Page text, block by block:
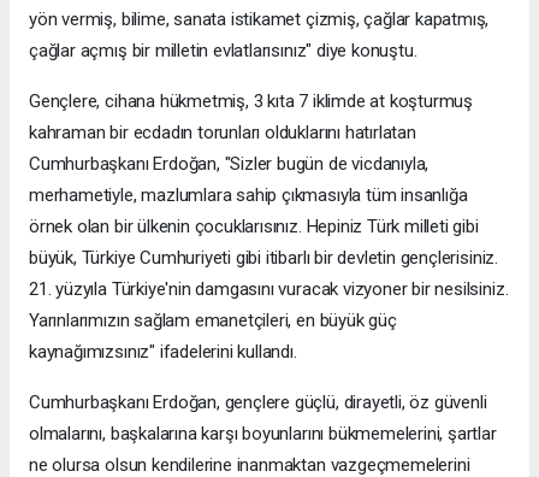
yön vermiş, bilime, sanata istikamet çizmiş, çağlar kapatmış,
çağlar açmış bir milletin evlatlarısınız" diye konuştu.
Gençlere, cihana hükmetmiş, 3 kıta 7 iklimde at koşturmuş
kahraman bir ecdadın torunları olduklarını hatırlatan
Cumhurbaşkanı Erdoğan, "Sizler bugün de vicdanıyla,
merhametiyle, mazlumlara sahip çıkmasıyla tüm insanlığa
örnek olan bir ülkenin çocuklarısınız. Hepiniz Türk milleti gibi
büyük, Türkiye Cumhuriyeti gibi itibarlı bir devletin gençlerisiniz.
21. yüzyıla Türkiye'nin damgasını vuracak vizyoner bir nesilsiniz.
Yarınlarımızın sağlam emanetçileri, en büyük güç
kaynağımızsınız" ifadelerini kullandı.
Cumhurbaşkanı Erdoğan, gençlere güçlü, dirayetli, öz güvenli
olmalarını, başkalarına karşı boyunlarını bükmemelerini, şartlar
ne olursa olsun kendilerine inanmaktan vazgeçmemelerini